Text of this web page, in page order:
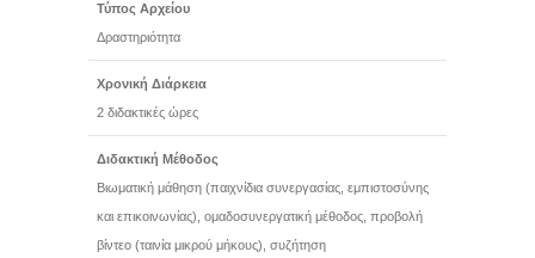
Τύπος Αρχείου
Δραστηριότητα
Χρονική Διάρκεια
2 διδακτικές ώρες
Διδακτική Μέθοδος
Βιωματική μάθηση (παιχνίδια συνεργασίας, εμπιστοσύνης
και επικοινωνίας), ομαδοσυνεργατική μέθοδος, προβολή
βίντεο (ταινία μικρού μήκους), συζήτηση